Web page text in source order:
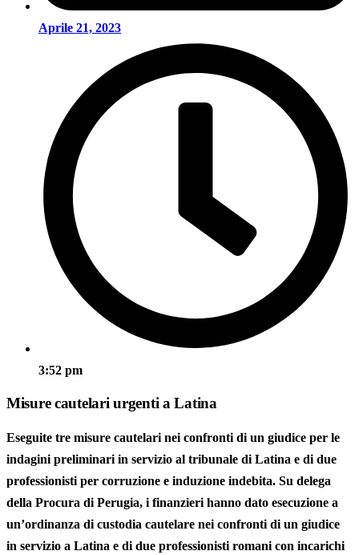
Aprile 21, 2023
3:52 pm
Misure cautelari urgenti a Latina
Eseguite tre misure cautelari nei confronti di un giudice per le
indagini preliminari in servizio al tribunale di Latina e di due
professionisti per corruzione e induzione indebita. Su delega
della Procura di Perugia, i finanzieri hanno dato esecuzione a
un’ordinanza di custodia cautelare nei confronti di un giudice
in servizio a Latina e di due professionisti romani con incarichi